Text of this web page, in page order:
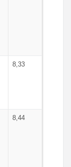
8,33
8,44